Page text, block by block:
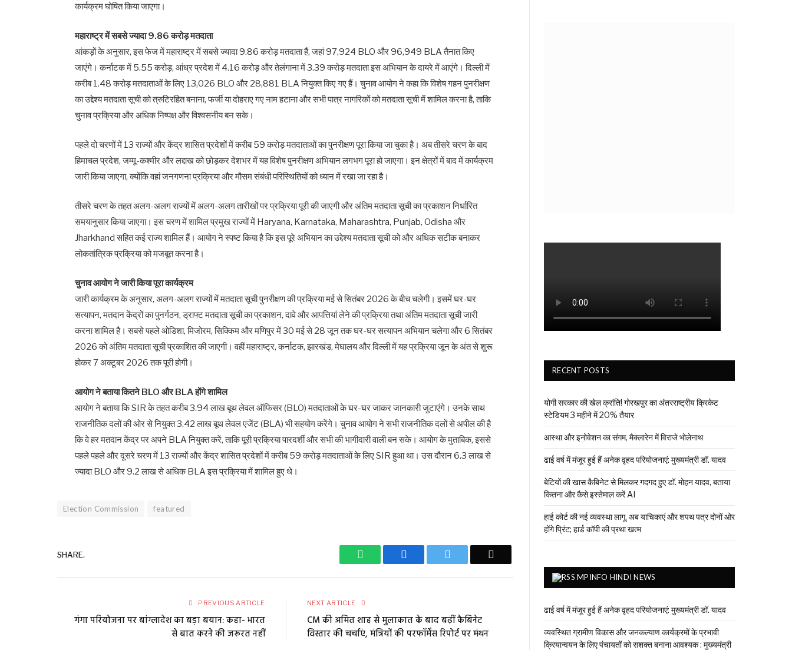
कार्यक्रम घोषित किया जाएगा।
महाराष्ट्र में सबसे ज्यादा 9.86 करोड़ मतदाता
आंकड़ों के अनुसार, इस फेज में महाराष्ट्र में सबसे ज्यादा 9.86 करोड़ मतदाता हैं, जहां 97,924 BLO और 96,949 BLA तैनात किए
जाएंगे। कर्नाटक में 5.55 करोड़, आंध्र प्रदेश में 4.16 करोड़ और तेलंगाना में 3.39 करोड़ मतदाता इस अभियान के दायरे में आएंगे। दिल्ली में
करीब 1.48 करोड़ मतदाताओं के लिए 13,026 BLO और 28,881 BLA नियुक्त किए गए हैं। चुनाव आयोग ने कहा कि विशेष गहन पुनरीक्षण
का उद्देश्य मतदाता सूची को त्रुटिरहित बनाना, फर्जी या दोहराए गए नाम हटाना और सभी पात्र नागरिकों को मतदाता सूची में शामिल करना है, ताकि
चुनाव प्रक्रिया और अधिक निष्पक्ष और विश्वसनीय बन सके।
पहले दो चरणों में 13 राज्यों और केंद्र शासित प्रदेशों में करीब 59 करोड़ मतदाताओं का पुनरीक्षण पूरा किया जा चुका है। अब तीसरे चरण के बाद
हिमाचल प्रदेश, जम्मू-कश्मीर और लद्दाख को छोड़कर देशभर में यह विशेष पुनरीक्षण अभियान लगभग पूरा हो जाएगा। इन क्षेत्रों में बाद में कार्यक्रम
जारी किया जाएगा, क्योंकि वहां जनगणना प्रक्रिया और मौसम संबंधी परिस्थितियों को ध्यान में रखा जा रहा है।
तीसरे चरण के तहत अलग-अलग राज्यों में अलग-अलग तारीखों पर प्रक्रिया पूरी की जाएगी और अंतिम मतदाता सूची का प्रकाशन निर्धारित
समयानुसार किया जाएगा। इस चरण में शामिल प्रमुख राज्यों में Haryana, Karnataka, Maharashtra, Punjab, Odisha और
Jharkhand सहित कई राज्य शामिल हैं। आयोग ने स्पष्ट किया है कि इस पूरे अभियान का उद्देश्य मतदाता सूची को और अधिक सटीक बनाकर
लोकतांत्रिक प्रक्रिया को मजबूत करना है।
चुनाव आयोग ने जारी किया पूरा कार्यक्रम
जारी कार्यक्रम के अनुसार, अलग-अलग राज्यों में मतदाता सूची पुनरीक्षण की प्रक्रिया मई से सितंबर 2026 के बीच चलेगी। इसमें घर-घर
सत्यापन, मतदान केंद्रों का पुनर्गठन, ड्राफ्ट मतदाता सूची का प्रकाशन, दावे और आपत्तियां लेने की प्रक्रिया तथा अंतिम मतदाता सूची जारी
करना शामिल है। सबसे पहले ओडिशा, मिजोरम, सिक्किम और मणिपुर में 30 मई से 28 जून तक घर-घर सत्यापन अभियान चलेगा और 6 सितंबर
2026 को अंतिम मतदाता सूची प्रकाशित की जाएगी। वहीं महाराष्ट्र, कर्नाटक, झारखंड, मेघालय और दिल्ली में यह प्रक्रिया जून के अंत से शुरू
होकर 7 अक्टूबर 2026 तक पूरी होगी।
आयोग ने बताया कितने BLO और BLA होंगे शामिल
आयोग ने बताया कि SIR के तहत करीब 3.94 लाख बूथ लेवल ऑफिसर (BLO) मतदाताओं के घर-घर जाकर जानकारी जुटाएंगे। उनके साथ
राजनीतिक दलों की ओर से नियुक्त 3.42 लाख बूथ लेवल एजेंट (BLA) भी सहयोग करेंगे। चुनाव आयोग ने सभी राजनीतिक दलों से अपील की है
कि वे हर मतदान केंद्र पर अपने BLA नियुक्त करें, ताकि पूरी प्रक्रिया पारदर्शी और सभी की भागीदारी वाली बन सके। आयोग के मुताबिक, इससे
पहले पहले और दूसरे चरण में 13 राज्यों और केंद्र शासित प्रदेशों में करीब 59 करोड़ मतदाताओं के लिए SIR हुआ था। उस दौरान 6.3 लाख से
ज्यादा BLO और 9.2 लाख से अधिक BLA इस प्रक्रिया में शामिल हुए थे।
Election Commission featured
SHARE. WhatsApp Facebook
PREVIOUS ARTICLE
गंगा परियोजना पर बांग्लादेश का बड़ा बयान: कहा- भारत
से बात करने की जरूरत नहीं
NEXT ARTICLE
CM की अमित शाह से मुलाकात के बाद बढ़ीं कैबिनेट
विस्तार की चर्चाएं, मंत्रियों की परफॉर्मेंस रिपोर्ट पर मंथन
RECENT POSTS
योगी सरकार की खेल क्रांति! गोरखपुर का अंतरराष्ट्रीय क्रिकेट
स्टेडियम 3 महीने में 20% तैयार
आस्था और इनोवेशन का संगम, मैक्लारेन में विराजे भोलेनाथ
ढाई वर्ष में मंजूर हुई हैं अनेक वृहद परियोजनाएं: मुख्यमंत्री डॉ. यादव
बेटियों की खास कैबिनेट से मिलकर गदगद हुए डॉ. मोहन यादव, बताया
कितना और कैसे इस्तेमाल करें AI
हाई कोर्ट की नई व्यवस्था लागू, अब याचिकाएं और शपथ पत्र दोनों ओर
होंगे प्रिंट; हार्ड कॉपी की प्रथा खत्म
MPINFO HINDI NEWS
ढाई वर्ष में मंजूर हुई हैं अनेक वृहद परियोजनाएं: मुख्यमंत्री डॉ. यादव
व्यवस्थित ग्रामीण विकास और जनकल्याण कार्यक्रमों के प्रभावी
क्रियान्वयन के लिए पंचायतों को सशक्त बनाना आवश्यक : मुख्यमंत्री